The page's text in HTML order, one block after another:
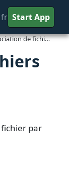
fr Start App
Association de fichiers MilX — ouvrir les .milxlyz
par